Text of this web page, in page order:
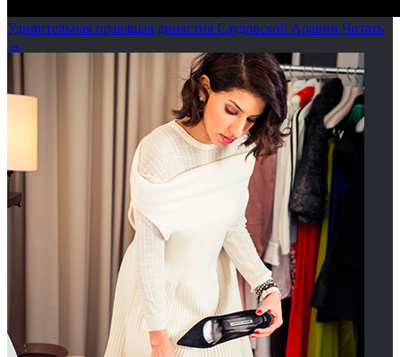
Удивительная правящая династия Саудовской Аравии Читать
→